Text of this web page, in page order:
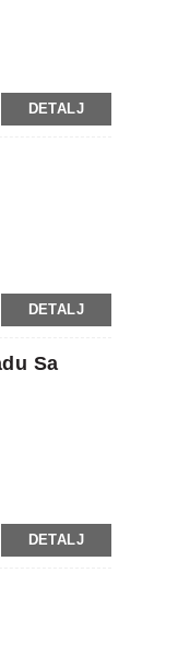
DETALJ
DETALJ
Sa
DETALJ